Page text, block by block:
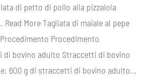
di petto di pollo alla pizzaiola
More Tagliata di maiale al pepe
Procedimento
di bovino adulto Straccetti di bovino
600 g di straccetti di bovino adulto…